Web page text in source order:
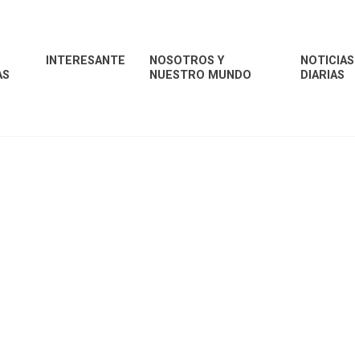
INTERESANTE
NOSOTROS Y
NUESTRO MUNDO
NOTICIAS
DIARIAS